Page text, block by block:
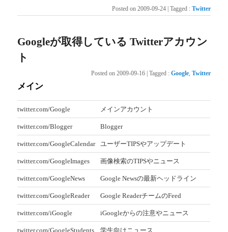
Posted on 2009-09-24 Tagged : Twitter
Googleが取得している Twitterアカウン
ト
Posted on 2009-09-16 Tagged : Google, Twitter
メイン
twitter.com/Google メインアカウント
twitter.com/Blogger Blogger
twitter.com/GoogleCalendar ユーザーTIPSやアップデート
twitter.com/GoogleImages 画像検索のTIPSやニュース
twitter.com/GoogleNews Google Newsの最新ヘッドライン
twitter.com/GoogleReader Google ReaderチームのFeed
twitter.com/iGoogle iGoogleからの注意やニュース
twitter.com/GoogleStudents 学生向けニュース